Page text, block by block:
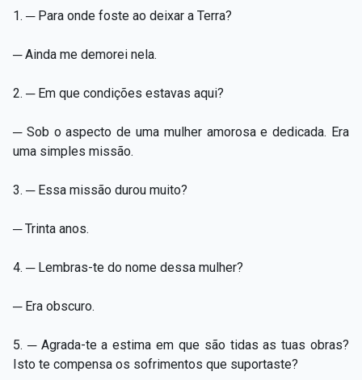
1. ─ Para onde foste ao deixar a Terra?
─ Ainda me demorei nela.
2. ─ Em que condições estavas aqui?
─ Sob o aspecto de uma mulher amorosa e dedicada. Era
uma simples missão.
3. ─ Essa missão durou muito?
─ Trinta anos.
4. ─ Lembras-te do nome dessa mulher?
─ Era obscuro.
5. ─ Agrada-te a estima em que são tidas as tuas obras?
Isto te compensa os sofrimentos que suportaste?